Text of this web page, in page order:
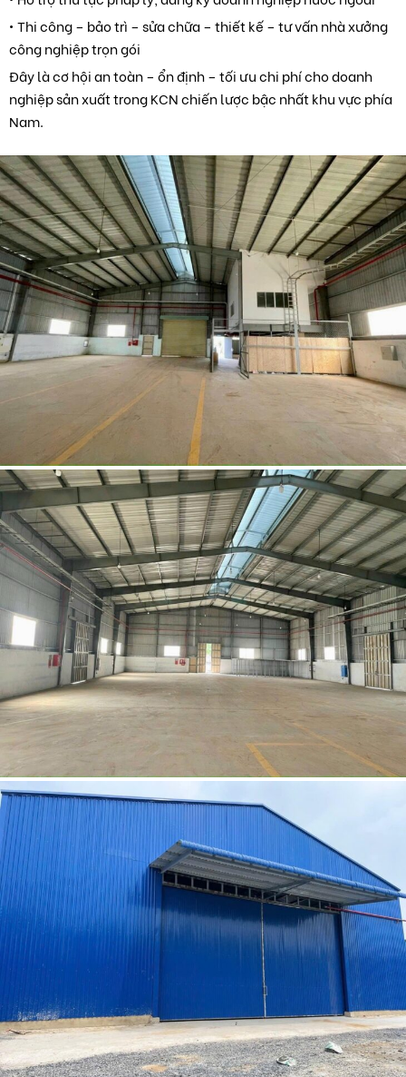
• Thi công – bảo trì – sửa chữa – thiết kế – tư vấn nhà xưởng
công nghiệp trọn gói
Đây là cơ hội an toàn – ổn định – tối ưu chi phí cho doanh
nghiệp sản xuất trong KCN chiến lược bậc nhất khu vực phía
Nam.